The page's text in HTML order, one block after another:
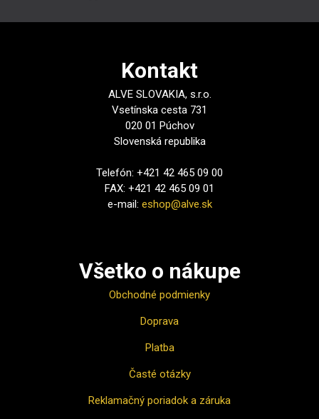
Kontakt
ALVE SLOVAKIA, s.r.o.
Vsetínska cesta 731
020 01 Púchov
Slovenská republika
Telefón: +421 42 465 09 00
FAX: +421 42 465 09 01
e-mail: eshop@alve.sk
Všetko o nákupe
Obchodné podmienky
Doprava
Platba
Časté otázky
Reklamačný poriadok a záruka